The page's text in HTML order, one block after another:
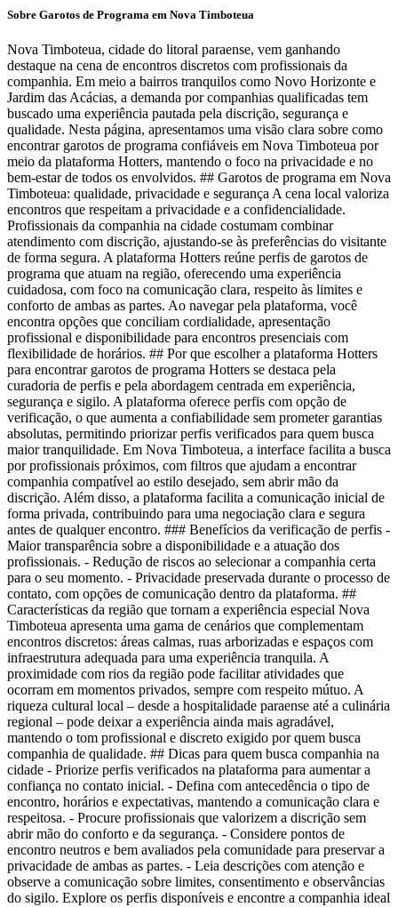
Sobre Garotos de Programa em Nova Timboteua
Nova Timboteua, cidade do litoral paraense, vem ganhando
destaque na cena de encontros discretos com profissionais da
companhia. Em meio a bairros tranquilos como Novo Horizonte e
Jardim das Acácias, a demanda por companhias qualificadas tem
buscado uma experiência pautada pela discrição, segurança e
qualidade. Nesta página, apresentamos uma visão clara sobre como
encontrar garotos de programa confiáveis em Nova Timboteua por
meio da plataforma Hotters, mantendo o foco na privacidade e no
bem-estar de todos os envolvidos. ## Garotos de programa em Nova
Timboteua: qualidade, privacidade e segurança A cena local valoriza
encontros que respeitam a privacidade e a confidencialidade.
Profissionais da companhia na cidade costumam combinar
atendimento com discrição, ajustando-se às preferências do visitante
de forma segura. A plataforma Hotters reúne perfis de garotos de
programa que atuam na região, oferecendo uma experiência
cuidadosa, com foco na comunicação clara, respeito às limites e
conforto de ambas as partes. Ao navegar pela plataforma, você
encontra opções que conciliam cordialidade, apresentação
profissional e disponibilidade para encontros presenciais com
flexibilidade de horários. ## Por que escolher a plataforma Hotters
para encontrar garotos de programa Hotters se destaca pela
curadoria de perfis e pela abordagem centrada em experiência,
segurança e sigilo. A plataforma oferece perfis com opção de
verificação, o que aumenta a confiabilidade sem prometer garantias
absolutas, permitindo priorizar perfis verificados para quem busca
maior tranquilidade. Em Nova Timboteua, a interface facilita a busca
por profissionais próximos, com filtros que ajudam a encontrar
companhia compatível ao estilo desejado, sem abrir mão da
discrição. Além disso, a plataforma facilita a comunicação inicial de
forma privada, contribuindo para uma negociação clara e segura
antes de qualquer encontro. ### Benefícios da verificação de perfis -
Maior transparência sobre a disponibilidade e a atuação dos
profissionais. - Redução de riscos ao selecionar a companhia certa
para o seu momento. - Privacidade preservada durante o processo de
contato, com opções de comunicação dentro da plataforma. ##
Características da região que tornam a experiência especial Nova
Timboteua apresenta uma gama de cenários que complementam
encontros discretos: áreas calmas, ruas arborizadas e espaços com
infraestrutura adequada para uma experiência tranquila. A
proximidade com rios da região pode facilitar atividades que
ocorram em momentos privados, sempre com respeito mútuo. A
riqueza cultural local – desde a hospitalidade paraense até a culinária
regional – pode deixar a experiência ainda mais agradável,
mantendo o tom profissional e discreto exigido por quem busca
companhia de qualidade. ## Dicas para quem busca companhia na
cidade - Priorize perfis verificados na plataforma para aumentar a
confiança no contato inicial. - Defina com antecedência o tipo de
encontro, horários e expectativas, mantendo a comunicação clara e
respeitosa. - Procure profissionais que valorizem a discrição sem
abrir mão do conforto e da segurança. - Considere pontos de
encontro neutros e bem avaliados pela comunidade para preservar a
privacidade de ambas as partes. - Leia descrições com atenção e
observe a comunicação sobre limites, consentimento e observâncias
do sigilo. Explore os perfis disponíveis e encontre a companhia ideal